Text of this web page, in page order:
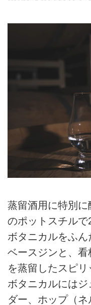
蒸留酒用に特別
のポットスチルで
ボタニカルをふ
ベースジンと、看
を蒸留したスピリ
ボタニカルには
ダー、ホップ（